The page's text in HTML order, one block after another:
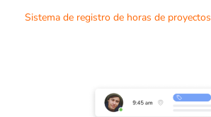
Sistema de registro de horas de proyectos